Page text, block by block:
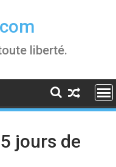
liberté.
jours de